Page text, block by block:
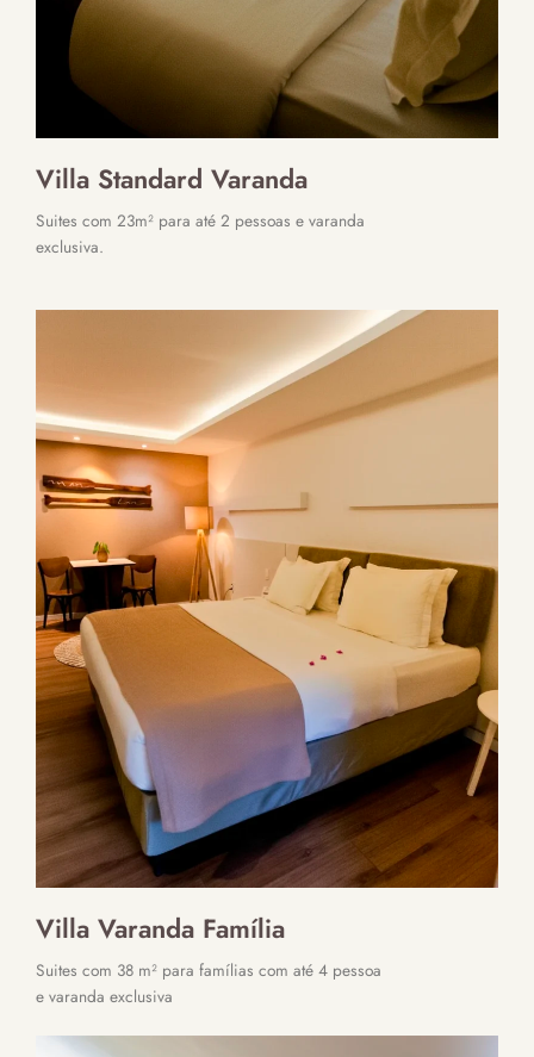
Villa Standard Varanda
Suites com 23m² para até 2 pessoas e varanda
exclusiva.
Villa Varanda Família
Suites com 38 m² para famílias com até 4 pessoa
e varanda exclusiva